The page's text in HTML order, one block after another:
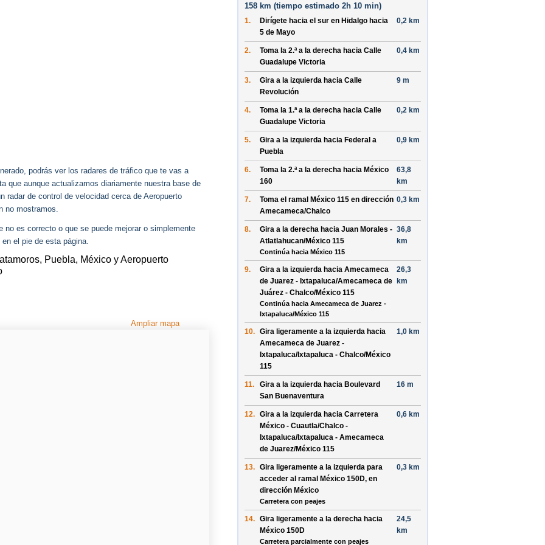
podrás ver los radares de tráfico que te vas a
que aunque actualizamos diariamente nuestra base de
radar de control de velocidad cerca de Aeropuerto
no mostramos.
es correcto o que se puede mejorar o simplemente
el pie de esta página.
Puebla, México y Aeropuerto
Ampliar mapa
158 km (tiempo estimado 2h 10 min)
1. Dirígete hacia el sur en Hidalgo hacia
5 de Mayo
0,2 km
2. Toma la 2.ª a la derecha hacia Calle
Guadalupe Victoria
0,4 km
3. Gira a la izquierda hacia Calle
Revolución
9 m
4. Toma la 1.ª a la derecha hacia Calle
Guadalupe Victoria
0,2 km
5. Gira a la izquierda hacia Federal a
Puebla
0,9 km
6. Toma la 2.ª a la derecha hacia México
160
63,8
km
7. Toma el ramal México 115 en dirección
Amecameca/Chalco
0,3 km
8. Gira a la derecha hacia Juan Morales -
Atlatlahucan/México 115
Continúa hacia México 115
36,8
km
9. Gira a la izquierda hacia Amecameca
de Juarez - Ixtapaluca/Amecameca de
Juárez - Chalco/México 115
Continúa hacia Amecameca de Juarez -
Ixtapaluca/México 115
26,3
km
10. Gira ligeramente a la izquierda hacia
Amecameca de Juarez -
Ixtapaluca/Ixtapaluca - Chalco/México
115
1,0 km
11. Gira a la izquierda hacia Boulevard
San Buenaventura
16 m
12. Gira a la izquierda hacia Carretera
México - Cuautla/Chalco -
Ixtapaluca/Ixtapaluca - Amecameca
de Juarez/México 115
0,6 km
13. Gira ligeramente a la izquierda para
acceder al ramal México 150D, en
dirección México
Carretera con peajes
0,3 km
14. Gira ligeramente a la derecha hacia
México 150D
Carretera parcialmente con peajes
24,5
km